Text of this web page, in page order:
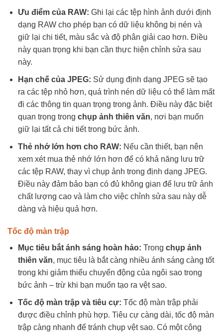
Ưu điểm của RAW: Ghi lại các tệp hình ảnh dưới định
dạng RAW cho phép bạn có dữ liệu không bị nén và
giữ lại chi tiết, màu sắc và độ phân giải cao hơn. Điều
này quan trọng khi bạn cần thực hiện chỉnh sửa sau
này.
Hạn chế của JPEG: Sử dụng định dạng JPEG sẽ tạo
ra các tệp nhỏ hơn, quá trình nén dữ liệu có thể làm mất
đi các thông tin quan trọng trong ảnh. Điều này đặc biệt
quan trọng trong chụp ảnh thiên văn, nơi bạn muốn
giữ lại tất cả chi tiết trong bức ảnh.
Thẻ nhớ lớn hơn cho RAW: Nếu cần thiết, bạn nên
xem xét mua thẻ nhớ lớn hơn để có khả năng lưu trữ
các tệp RAW, thay vì chụp ảnh trong định dạng JPEG.
Điều này đảm bảo bạn có đủ không gian để lưu trữ ảnh
chất lượng cao và làm cho việc chỉnh sửa sau này dễ
dàng và hiệu quả hơn.
Tốc độ màn trập
Mục tiêu bắt ánh sáng hoàn hảo: Trong chụp ảnh
thiên văn, mục tiêu là bắt càng nhiều ánh sáng càng tốt
trong khi giảm thiểu chuyển động của ngôi sao trong
bức ảnh – trừ khi bạn muốn tạo ra vệt sao.
Tốc độ màn trập và tiêu cự: Tốc độ màn trập phải
được điều chỉnh phù hợp. Tiêu cự càng dài, tốc độ màn
trập càng nhanh để tránh chụp vệt sao. Có một công